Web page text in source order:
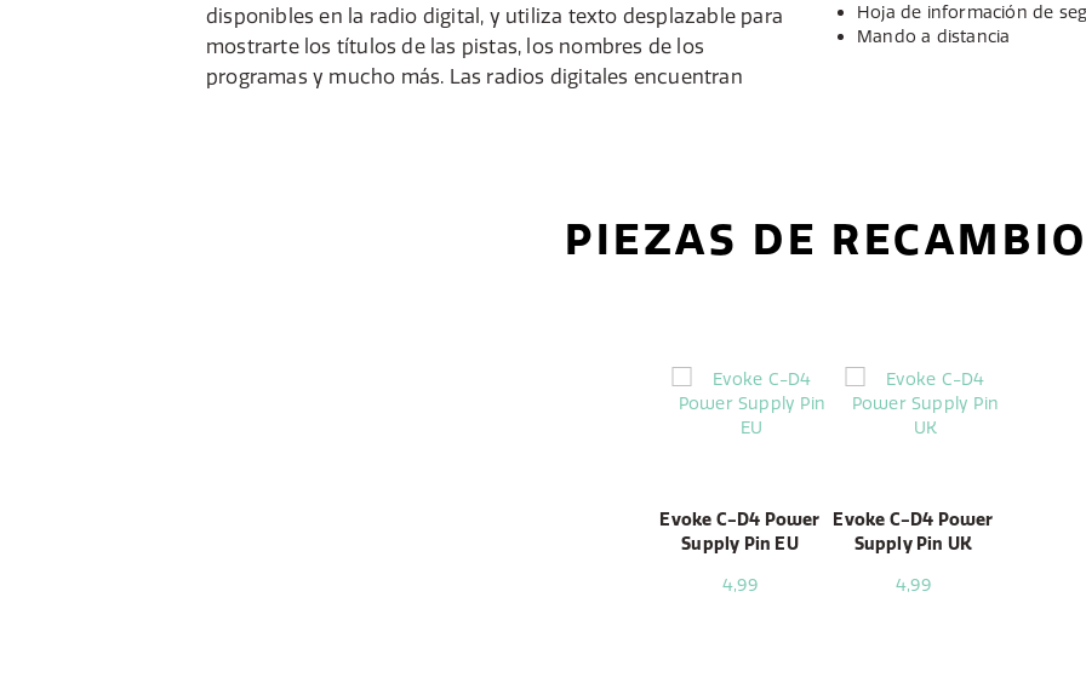
disponibles en la radio digital, y utiliza texto desplazable para
mostrarte los títulos de las pistas, los nombres de los
programas y mucho más. Las radios digitales encuentran
Hoja de información de
Mando a distancia
PIEZAS DE RECAMBIO
Evoke C-D4 Power
Supply Pin EU
4,99
Evoke C-D4 Power
Supply Pin UK
4,99